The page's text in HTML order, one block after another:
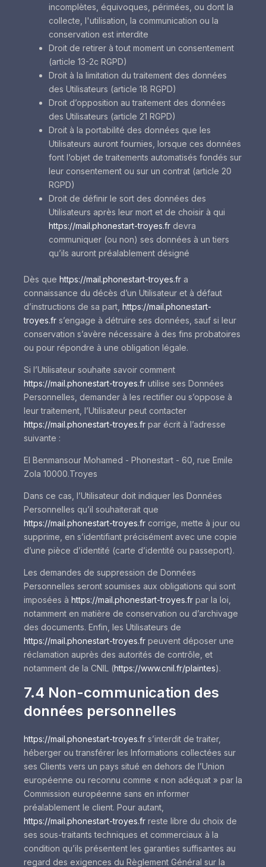
incomplètes, équivoques, périmées, ou dont la
collecte, l'utilisation, la communication ou la
conservation est interdite
Droit de retirer à tout moment un consentement
(article 13-2c RGPD)
Droit à la limitation du traitement des données
des Utilisateurs (article 18 RGPD)
Droit d’opposition au traitement des données
des Utilisateurs (article 21 RGPD)
Droit à la portabilité des données que les
Utilisateurs auront fournies, lorsque ces données
font l’objet de traitements automatisés fondés sur
leur consentement ou sur un contrat (article 20
RGPD)
Droit de définir le sort des données des
Utilisateurs après leur mort et de choisir à qui
https://mail.phonestart-troyes.fr devra
communiquer (ou non) ses données à un tiers
qu’ils auront préalablement désigné
Dès que https://mail.phonestart-troyes.fr a
connaissance du décès d’un Utilisateur et à défaut
d’instructions de sa part, https://mail.phonestart-
troyes.fr s’engage à détruire ses données, sauf si leur
conservation s’avère nécessaire à des fins probatoires
ou pour répondre à une obligation légale.
Si l’Utilisateur souhaite savoir comment
https://mail.phonestart-troyes.fr utilise ses Données
Personnelles, demander à les rectifier ou s’oppose à
leur traitement, l’Utilisateur peut contacter
https://mail.phonestart-troyes.fr par écrit à l’adresse
suivante :
EI Benmansour Mohamed - Phonestart - 60, rue Emile
Zola 10000.Troyes
Dans ce cas, l’Utilisateur doit indiquer les Données
Personnelles qu’il souhaiterait que
https://mail.phonestart-troyes.fr corrige, mette à jour ou
supprime, en s’identifiant précisément avec une copie
d’une pièce d’identité (carte d’identité ou passeport).
Les demandes de suppression de Données
Personnelles seront soumises aux obligations qui sont
imposées à https://mail.phonestart-troyes.fr par la loi,
notamment en matière de conservation ou d’archivage
des documents. Enfin, les Utilisateurs de
https://mail.phonestart-troyes.fr peuvent déposer une
réclamation auprès des autorités de contrôle, et
notamment de la CNIL (https://www.cnil.fr/plaintes).
7.4 Non-communication des
données personnelles
https://mail.phonestart-troyes.fr s’interdit de traiter,
héberger ou transférer les Informations collectées sur
ses Clients vers un pays situé en dehors de l’Union
européenne ou reconnu comme « non adéquat » par la
Commission européenne sans en informer
préalablement le client. Pour autant,
https://mail.phonestart-troyes.fr reste libre du choix de
ses sous-traitants techniques et commerciaux à la
condition qu’ils présentent les garanties suffisantes au
regard des exigences du Règlement Général sur la